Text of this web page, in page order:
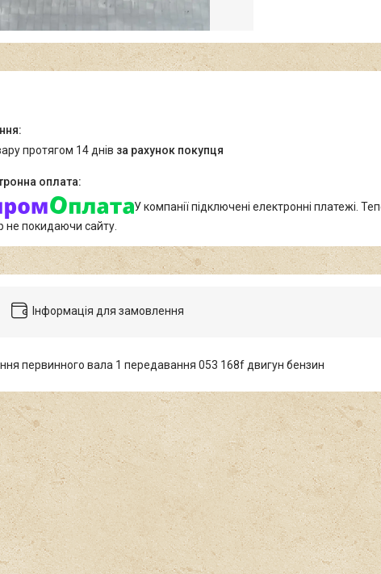
протягом 14 днів за рахунок покупця
У компанії підключені електронні платежі.
не покидаючи сайту.
Інформація для замовлення
первинного вала 1 передавання 053 168f двигун бензин